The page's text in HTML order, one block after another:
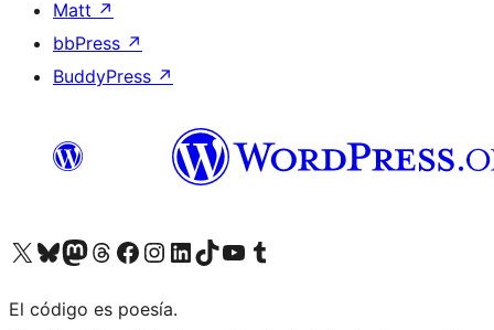
Matt ↗
bbPress ↗
BuddyPress ↗
Visitá nuestra cuenta de X (anteriormente Twitter)
Visitá nuestra cuenta de Bluesky
Visitá nuestra cuenta de Mastodon
Visitá nuestra cuenta de Threads
Visitá nuestra página de Facebook
Visitá nuestra cuenta de Instagram
Visitá nuestra cuenta de LinkedIn
Visitá nuestra cuenta de TikTok
Visitá nuestro canal de YouTube
Visitá nuestra cuenta de Tumblr
El código es poesía.